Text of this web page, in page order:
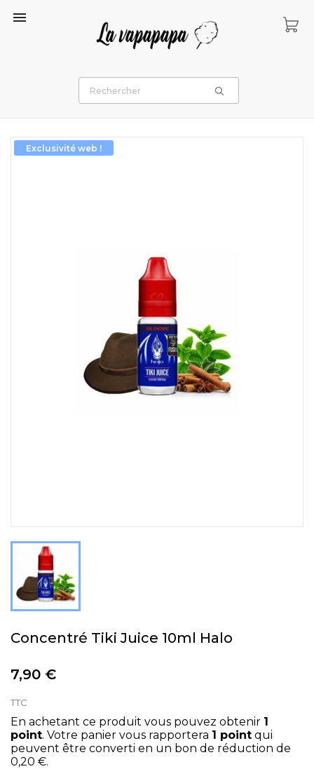

Exclusivité web !
Concentré Tiki Juice 10ml Halo
7,90 €
TTC
En achetant ce produit vous pouvez obtenir 1
point. Votre panier vous rapportera 1 point qui
peuvent être converti en un bon de réduction de
0,20 €.